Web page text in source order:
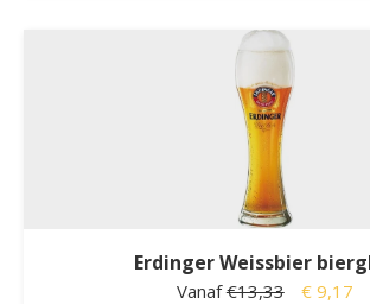
Erdinger Weissbier
Vanaf€13,33 € 9,17